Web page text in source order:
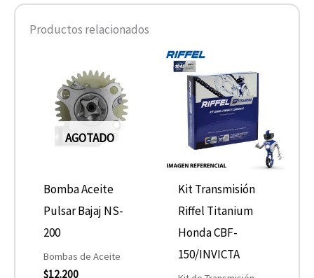
Productos relacionados
AGOTADO
Bomba Aceite
Pulsar Bajaj NS-
200
Bombas de Aceite
$12.200
Kit Transmisión
Riffel Titanium
Honda CBF-
150/INVICTA